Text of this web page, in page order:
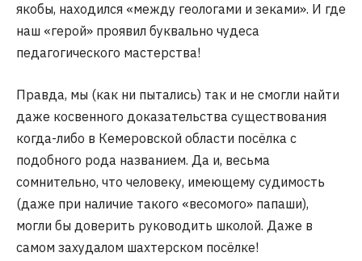
якобы, находился «между геологами и зеками». И где
наш «герой» проявил буквально чудеса
педагогического мастерства!
Правда, мы (как ни пытались) так и не смогли найти
даже косвенного доказательства существования
когда-либо в Кемеровской области посёлка с
подобного рода названием. Да и, весьма
сомнительно, что человеку, имеющему судимость
(даже при наличие такого «весомого» папаши),
могли бы доверить руководить школой. Даже в
самом захудалом шахтерском посёлке!